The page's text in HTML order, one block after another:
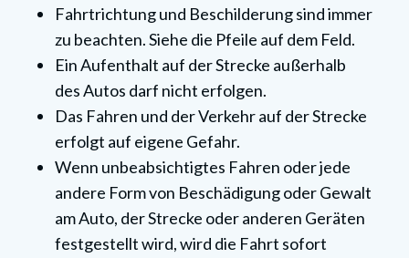
Fahrtrichtung und Beschilderung sind immer
zu beachten. Siehe die Pfeile auf dem Feld.
Ein Aufenthalt auf der Strecke außerhalb
des Autos darf nicht erfolgen.
Das Fahren und der Verkehr auf der Strecke
erfolgt auf eigene Gefahr.
Wenn unbeabsichtigtes Fahren oder jede
andere Form von Beschädigung oder Gewalt
am Auto, der Strecke oder anderen Geräten
festgestellt wird, wird die Fahrt sofort